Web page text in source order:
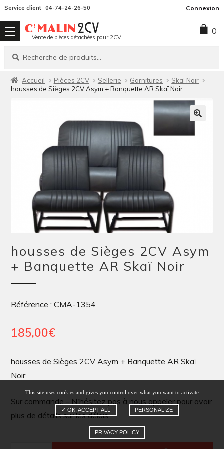
la
navigation
contenu
Service client 04-74-24-26-50 Connexion
Vente de pièces détachées pour 2CV
Recherche
Recherche
0
Accueil Pièces 2CV Sellerie Garnitures
SkaÏ Noir
housses de Sièges 2CV Asym + Banquette AR Skaï Noir
housses de Sièges 2CV Asym
+ Banquette AR Skaï Noir
Référence : CMA-1354
185,00€
housses de Sièges 2CV Asym + Banquette AR Skaï
Noir
Sur commande - N'hésitez pas à nous appeler pour avoir
plus de détails sur les délais.
This site uses cookies and gives you control over what you want to activate
✓ OK, ACCEPT ALL PERSONALIZE
PRIVACY POLICY